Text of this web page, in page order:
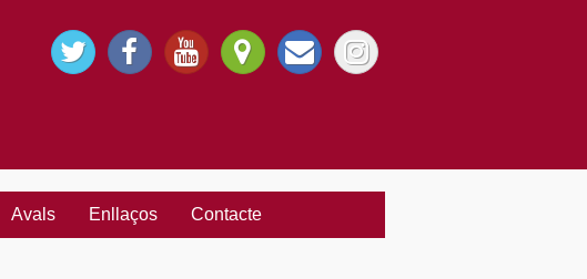
Avals Enllaços Contacte